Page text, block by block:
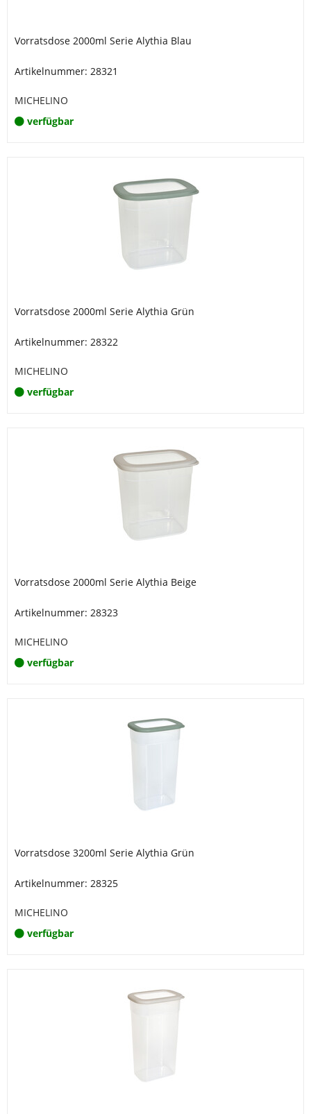
Vorratsdose 2000ml Serie Alythia Blau
Artikelnummer: 28321
MICHELINO
verfügbar
Vorratsdose 2000ml Serie Alythia Grün
Artikelnummer: 28322
MICHELINO
verfügbar
Vorratsdose 2000ml Serie Alythia Beige
Artikelnummer: 28323
MICHELINO
verfügbar
Vorratsdose 3200ml Serie Alythia Grün
Artikelnummer: 28325
MICHELINO
verfügbar